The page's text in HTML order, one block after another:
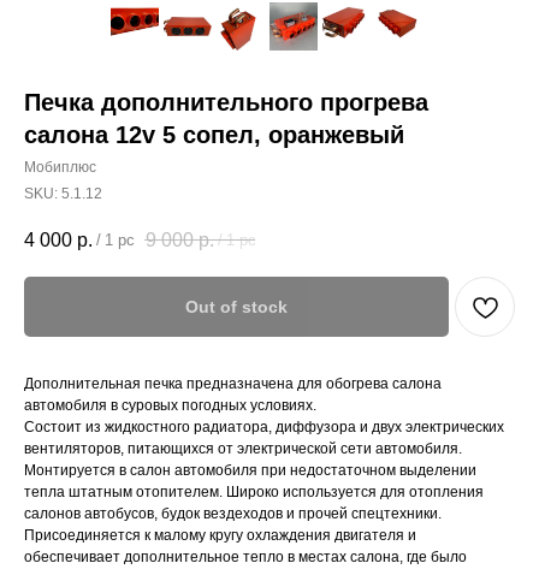
Печка дополнительного прогрева
салона 12v 5 сопел, оранжевый
Мобиплюс
SKU: 5.1.12
4 000 р. / 1 pc 9 000 р. / 1 pc
Out of stock
Дополнительная печка предназначена для обогрева салона
автомобиля в суровых погодных условиях.
Состоит из жидкостного радиатора, диффузора и двух электрических
вентиляторов, питающихся от электрической сети автомобиля.
Монтируется в салон автомобиля при недостаточном выделении
тепла штатным отопителем. Широко используется для отопления
салонов автобусов, будок вездеходов и прочей спецтехники.
Присоединяется к малому кругу охлаждения двигателя и
обеспечивает дополнительное тепло в местах салона, где было